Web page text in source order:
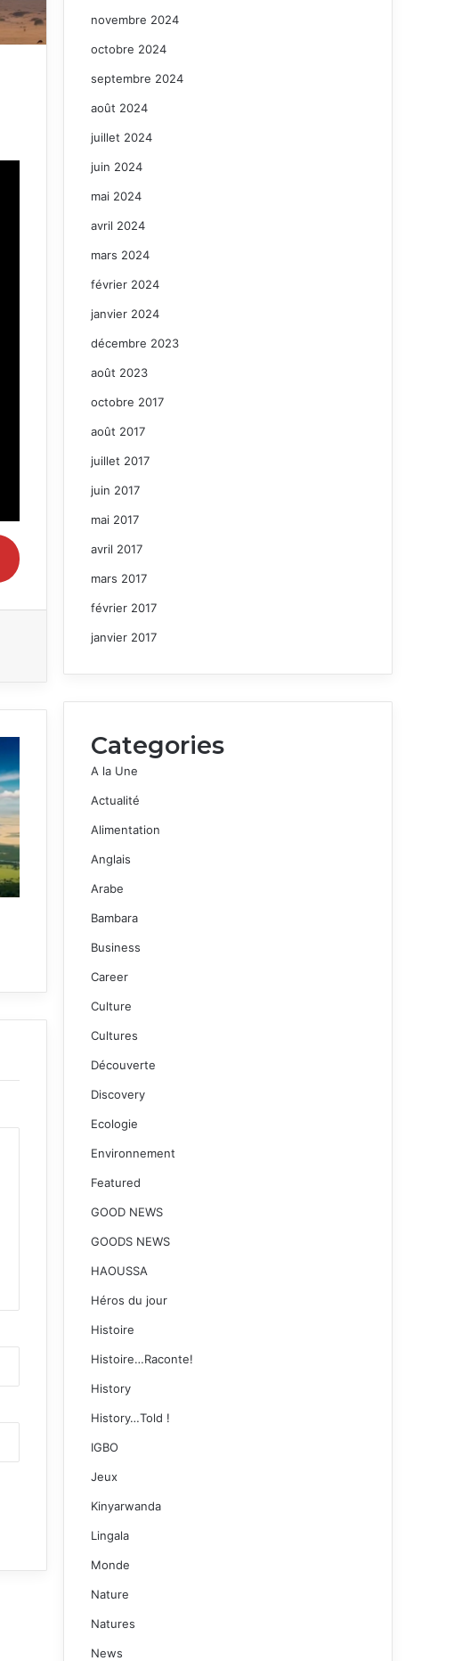
novembre 2024
octobre 2024
septembre 2024
août 2024
juillet 2024
juin 2024
mai 2024
avril 2024
mars 2024
février 2024
janvier 2024
décembre 2023
août 2023
octobre 2017
août 2017
juillet 2017
juin 2017
mai 2017
avril 2017
mars 2017
février 2017
janvier 2017
Categories
A la Une
Actualité
Alimentation
Anglais
Arabe
Bambara
Business
Career
Culture
Cultures
Découverte
Discovery
Ecologie
Environnement
Featured
GOOD NEWS
GOODS NEWS
HAOUSSA
Héros du jour
Histoire
Histoire…Raconte!
History
History…Told !
IGBO
Jeux
Kinyarwanda
Lingala
Monde
Nature
Natures
News